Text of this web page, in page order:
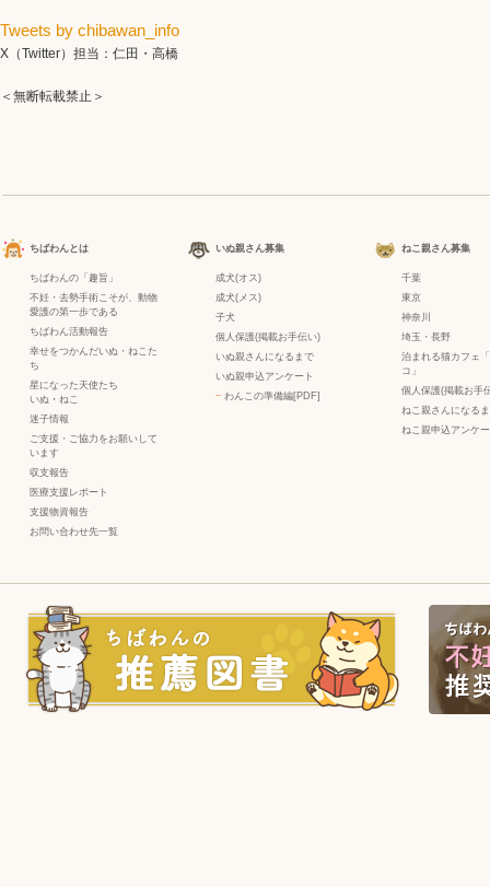
Tweets by chibawan_info
X（Twitter）担当：仁田・高橋
＜無断転載禁止＞
ちばわんとは
ちばわんの「趣旨」
不妊・去勢手術こそが、動物
愛護の第一歩である
ちばわん活動報告
幸せをつかんだいぬ・ねこた
ち
星になった天使たち
いぬ ・ ねこ
迷子情報
ご支援・ご協力をお願いして
います
収支報告
医療支援レポート
支援物資報告
お問い合わせ先一覧
いぬ親さん募集
成犬(オス)
成犬(メス)
子犬
個人保護(掲載お手伝い)
いぬ親さんになるまで
いぬ親申込アンケート
− わんこの準備編[PDF]
ねこ親さん募集
千葉
東京
神奈川
埼玉・長野
泊まれる猫カフェ
コ」
個人保護(掲載お手
ねこ親さんになる
ねこ親申込アンケ